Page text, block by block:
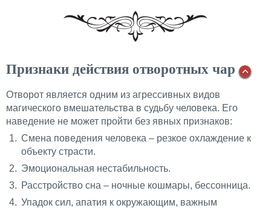
Признаки действия отворотных чар
Отворот является одним из агрессивных видов
магического вмешательства в судьбу человека. Его
наведение не может пройти без явных признаков:
Смена поведения человека – резкое охлаждение к
объекту страсти.
Эмоциональная нестабильность.
Расстройство сна – ночные кошмары, бессонница.
Упадок сил, апатия к окружающим, важным